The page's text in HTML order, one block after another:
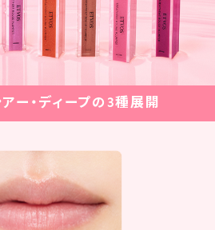
アー・ディープの3種展開